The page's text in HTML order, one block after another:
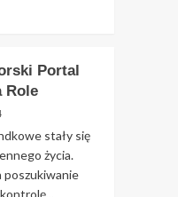
Portal
Role
stały się
życia.
poszukiwanie